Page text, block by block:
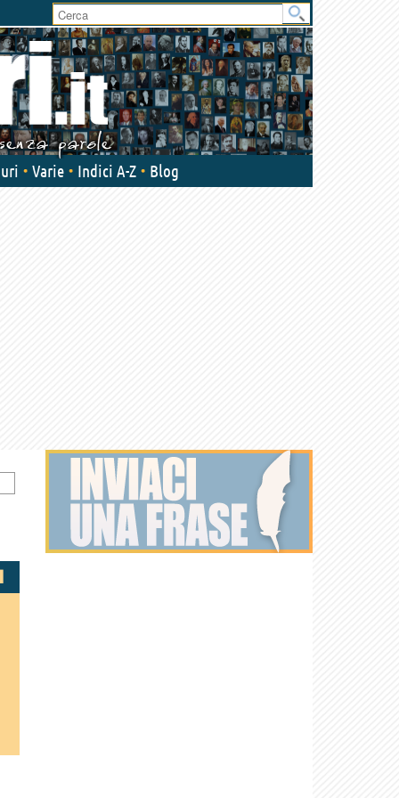
User
area
Varie Indici A-Z Blog